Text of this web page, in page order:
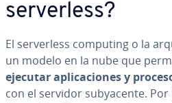
se­r­ve­r­le­ss?
El se­r­ve­r­le­ss computing o la
un modelo en la nube que
ejecutar apli­ca­cio­nes y
con el servidor su­b­ya­ce­n­te.